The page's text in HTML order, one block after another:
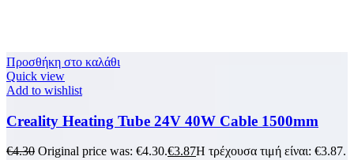
Προσθήκη στο καλάθι
Quick view
Add to wishlist
Creality Heating Tube 24V 40W Cable 1500mm
€4.30 Original price was: €4.30.€3.87Η τρέχουσα τιμή είναι: €3.87.